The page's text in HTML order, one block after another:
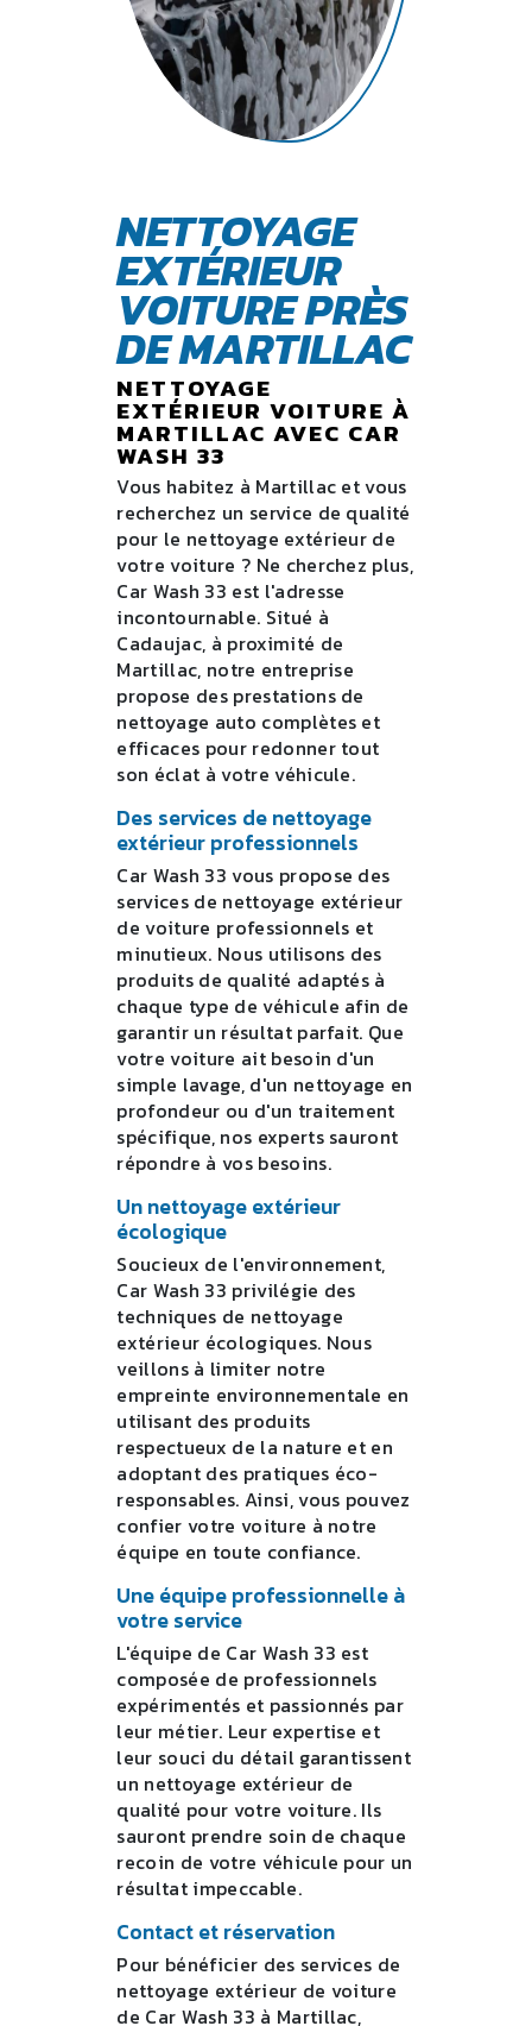
NETTOYAGE
EXTÉRIEUR
VOITURE PRÈS
DE MARTILLAC
NETTOYAGE
EXTÉRIEUR VOITURE À
MARTILLAC AVEC CAR
WASH 33
Vous habitez à Martillac et vous
recherchez un service de qualité
pour le nettoyage extérieur de
votre voiture ? Ne cherchez plus,
Car Wash 33 est l'adresse
incontournable. Situé à
Cadaujac, à proximité de
Martillac, notre entreprise
propose des prestations de
nettoyage auto complètes et
efficaces pour redonner tout
son éclat à votre véhicule.
Des services de nettoyage
extérieur professionnels
Car Wash 33 vous propose des
services de nettoyage extérieur
de voiture professionnels et
minutieux. Nous utilisons des
produits de qualité adaptés à
chaque type de véhicule afin de
garantir un résultat parfait. Que
votre voiture ait besoin d'un
simple lavage, d'un nettoyage en
profondeur ou d'un traitement
spécifique, nos experts sauront
répondre à vos besoins.
Un nettoyage extérieur
écologique
Soucieux de l'environnement,
Car Wash 33 privilégie des
techniques de nettoyage
extérieur écologiques. Nous
veillons à limiter notre
empreinte environnementale en
utilisant des produits
respectueux de la nature et en
adoptant des pratiques éco-
responsables. Ainsi, vous pouvez
confier votre voiture à notre
équipe en toute confiance.
Une équipe professionnelle à
votre service
L'équipe de Car Wash 33 est
composée de professionnels
expérimentés et passionnés par
leur métier. Leur expertise et
leur souci du détail garantissent
un nettoyage extérieur de
qualité pour votre voiture. Ils
sauront prendre soin de chaque
recoin de votre véhicule pour un
résultat impeccable.
Contact et réservation
Pour bénéficier des services de
nettoyage extérieur de voiture
de Car Wash 33 à Martillac,